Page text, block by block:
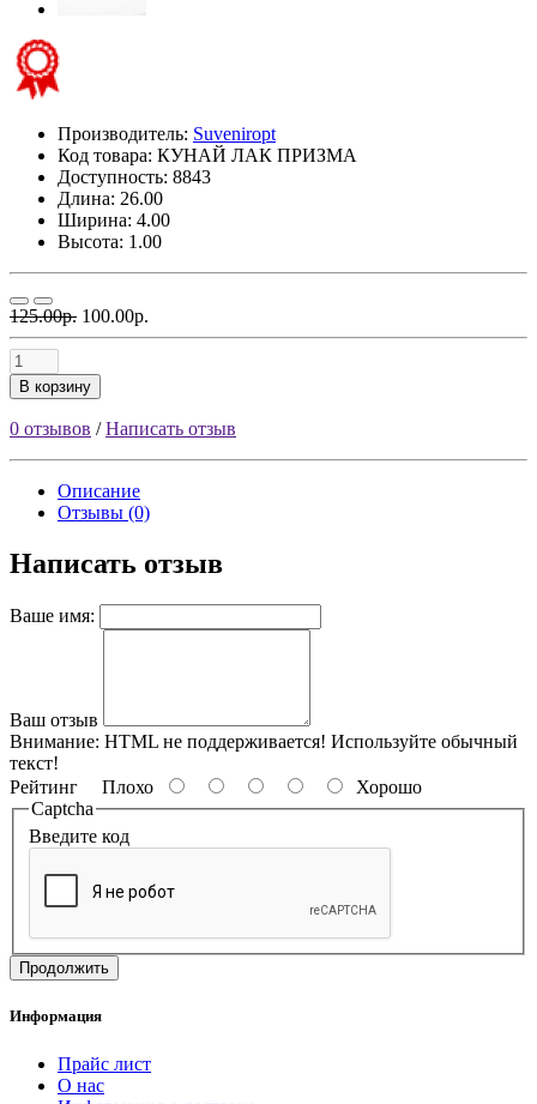
Производитель: Suveniropt
Код товара: КУНАЙ ЛАК ПРИЗМА
Доступность: 8843
Длина: 26.00
Ширина: 4.00
Высота: 1.00
125.00р. 100.00р.
В корзину
0 отзывов /Написать отзыв
Описание
Отзывы (0)
Написать отзыв
Ваше имя:
Ваш отзыв
Внимание: HTML не поддерживается! Используйте обычный
текст!
Рейтинг Плохо
Хорошо
Captcha
Введите код
Продолжить
Информация
Прайс лист
О нас